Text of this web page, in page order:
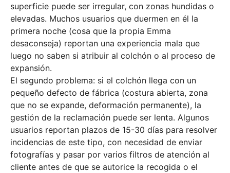
superficie puede ser irregular, con zonas hundidas o
elevadas. Muchos usuarios que duermen en él la
primera noche (cosa que la propia Emma
desaconseja) reportan una experiencia mala que
luego no saben si atribuir al colchón o al proceso de
expansión.
El segundo problema: si el colchón llega con un
pequeño defecto de fábrica (costura abierta, zona
que no se expande, deformación permanente), la
gestión de la reclamación puede ser lenta. Algunos
usuarios reportan plazos de 15-30 días para resolver
incidencias de este tipo, con necesidad de enviar
fotografías y pasar por varios filtros de atención al
cliente antes de que se autorice la recogida o el